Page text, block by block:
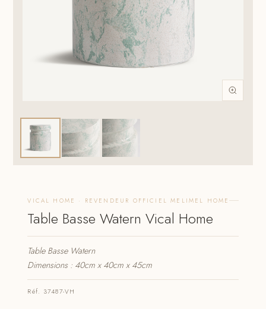
VICAL HOME · REVENDEUR OFFICIEL MELIMEL HOME
Table Basse Watern Vical Home
Table Basse Watern
Dimensions : 40cm x 40cm x 45cm
Réf. 37487-VH